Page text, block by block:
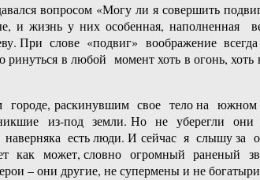
вопросом «Могу ли я совершить
и жизнь у них особенная,
слове «подвиг» воображение
ринуться в любой момент хоть в огонь,
раскинувшим свое тело на южном
из-под земли. Но не уберегли они
есть люди. И сейчас я слышу за
как может, словно огромный раненый
– они другие, не супермены и не